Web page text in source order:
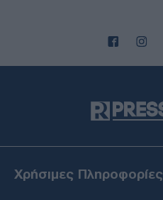
Χρήσιμες Πληροφορίες